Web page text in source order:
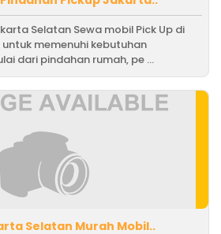
Selatan Sewa mobil Pick Up di
memenuhi kebutuhan
dari pindahan rumah, pe ...
Selatan Murah Mobil..